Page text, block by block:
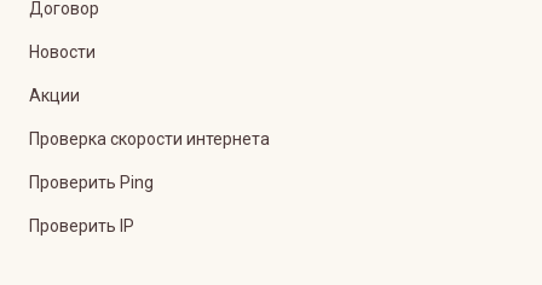
Договор
Новости
Акции
Проверка скорости интернета
Проверить Ping
Проверить IP